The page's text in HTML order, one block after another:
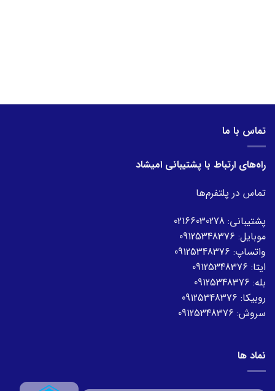
تماس با ما
راه‌های ارتباط با پشتیبانی امیشاد
تماس در پلتفرم‌ها
پشتیبانی: 02166030278
موبایل: 09125348376
واتساپ: 09125348376
ایتا: 09125348376
بله: 09125348376
روبیکا: 09125348376
سروش: 09125348376
نماد ها